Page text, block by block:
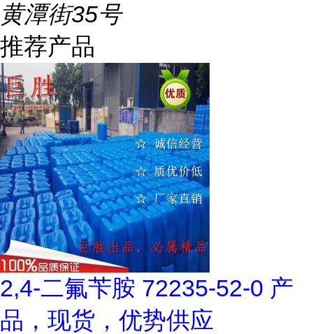
黄潭街35号
推荐产品
2,4-二氟苄胺 72235-52-0 产
品，现货，优势供应